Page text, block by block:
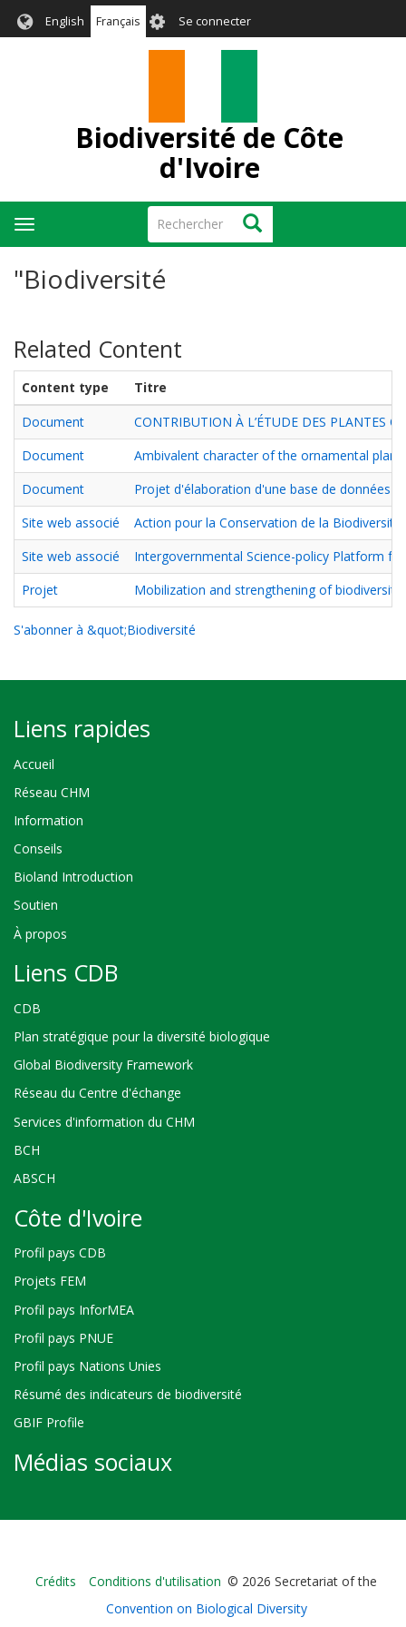
English Français User
account
Se connecter
Biodiversité de Côte
d'Ivoire
Rechercher Rechercher
Toggle
navigation
"Biodiversité
Related Content
Content type
Titre
Document
CONTRIBUTION À L’ÉTUDE DES PLANTES
Document
Ambivalent character of the ornamental
Document
Projet d'élaboration d'une base de données
Site web associé
Action pour la Conservation de la
Site web associé
Intergovernmental Science-policy Platform
Projet
Mobilization and strengthening of
S'abonner à &quot;Biodiversité
Liens rapides
Accueil
Réseau CHM
Information
Conseils
Bioland Introduction
Soutien
À propos
Liens CDB
CDB
Plan stratégique pour la diversité biologique
Global Biodiversity Framework
Réseau du Centre d'échange
Services d'information du CHM
BCH
ABSCH
Côte d'Ivoire
Profil pays CDB
Projets FEM
Profil pays InforMEA
Profil pays PNUE
Profil pays Nations Unies
Résumé des indicateurs de biodiversité
GBIF Profile
Médias sociaux
Bioland
-
Crédits Conditions d'utilisation © 2026 Secretariat of the
Convention on Biological Diversity